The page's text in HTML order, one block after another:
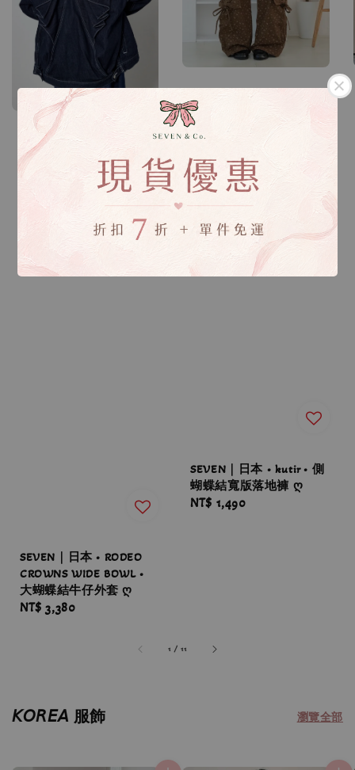
SEVEN｜日本 • RODEO
CROWNS WIDE BOWL •
大蝴蝶結牛仔外套 ღ
Regular
NT$ 3,380
SEVEN｜日本 • kutir • 側
蝴蝶結寬版落地褲 ღ
Regular
NT$ 1,490
1 /11
𝘒𝘖𝘙𝘌𝘈 服飾 瀏覽全部